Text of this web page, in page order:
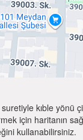
kıble yönü
için haritanın
kullanabilirsiniz.